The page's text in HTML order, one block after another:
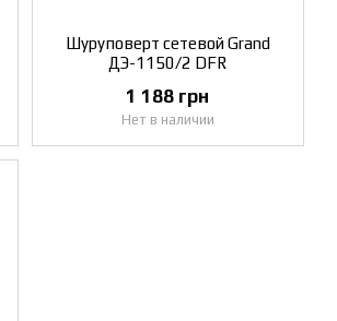
Шуруповерт сетевой Grand
ДЭ-1150/2 DFR
1 188 грн
Нет в наличии